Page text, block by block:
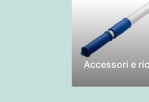
Accessori e